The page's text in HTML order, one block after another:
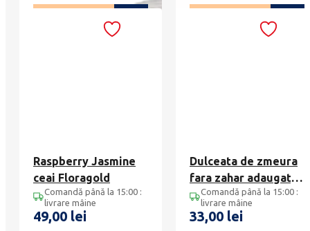
ADAUGĂ ÎN COȘ ADAUGĂ ÎN COȘ
Raspberry Jasmine
ceai Floragold
Comandă până la 15:00 :
livrare mâine
49,00 lei
Dulceata de zmeura
fara zahar adaugat,
Heritier 210g
Comandă până la 15:00 :
livrare mâine
33,00 lei